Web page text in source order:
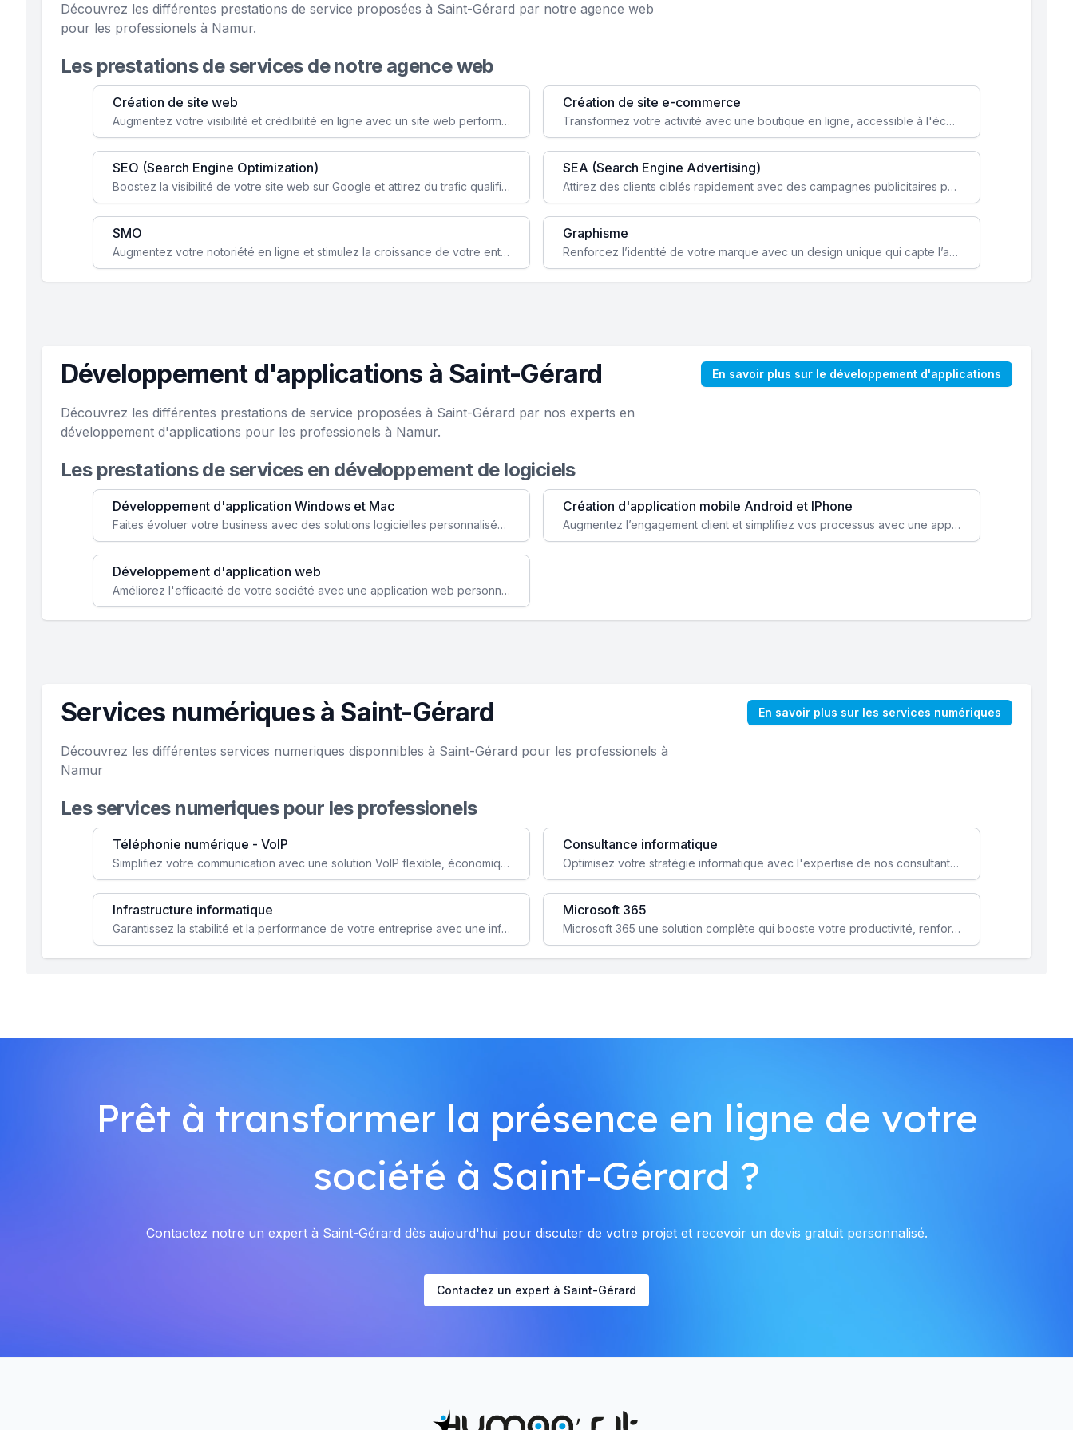
Découvrez les différentes prestations de service proposées à Saint-Gérard par notre agence web
pour les professionels à Namur.
Les prestations de services de notre agence web
Création de site web
Augmentez votre visibilité et crédibilité en ligne avec un site web performant, conçu pour attirer plus de clients.
Création de site e-commerce
Transformez votre activité avec une boutique en ligne, accessible à l'échelle mondiale 24/7.
SEO (Search Engine Optimization)
Boostez la visibilité de votre site web sur Google et attirez du trafic qualifié grâce à nos stratégies SEO.
SEA (Search Engine Advertising)
Attirez des clients ciblés rapidement avec des campagnes publicitaires payantes optimisées pour vos objectifs.
SMO
Augmentez votre notoriété en ligne et stimulez la croissance de votre entreprise grâce à une stratégie sociale sur mesure.
Graphisme
Renforcez l’identité de votre marque avec un design unique qui capte l’attention et engage vos clients.
Développement d'applications à Saint-Gérard En savoir plus sur le développement d'applications
Découvrez les différentes prestations de service proposées à Saint-Gérard par nos experts en
développement d'applications pour les professionels à Namur.
Les prestations de services en développement de logiciels
Développement d'application Windows et Mac
Faites évoluer votre business avec des solutions logicielles personnalisées, parfaitement adaptées à vos besoins spécifiques.
Création d'application mobile Android et IPhone
Augmentez l’engagement client et simplifiez vos processus avec une application mobile sur mesure, disponible sur iOS et Android.
Développement d'application web
Améliorez l'efficacité de votre société avec une application web personnalisée accessible partout et tout le temps.
Services numériques à Saint-Gérard En savoir plus sur les services numériques
Découvrez les différentes services numeriques disponnibles à Saint-Gérard pour les professionels à
Namur
Les services numeriques pour les professionels
Téléphonie numérique - VoIP
Simplifiez votre communication avec une solution VoIP flexible, économique et adaptée à vos besoins professionnels.
Consultance informatique
Optimisez votre stratégie informatique avec l'expertise de nos consultants pour améliorer votre efficacité et sécurité.
Infrastructure informatique
Garantissez la stabilité et la performance de votre entreprise avec une infrastructure IT sécurisée et évolutive.
Microsoft 365
Microsoft 365 une solution complète qui booste votre productivité, renforce la sécurité de vos données et facilite la collaboration.
Prêt à transformer la présence en ligne de votre
société à Saint-Gérard ?
Contactez notre un expert à Saint-Gérard dès aujourd'hui pour discuter de votre projet et recevoir un devis gratuit personnalisé.
Contactez un expert à Saint-Gérard